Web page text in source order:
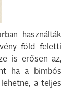
használták
föld feletti
is erősen az,
ha a bimbós
a teljes